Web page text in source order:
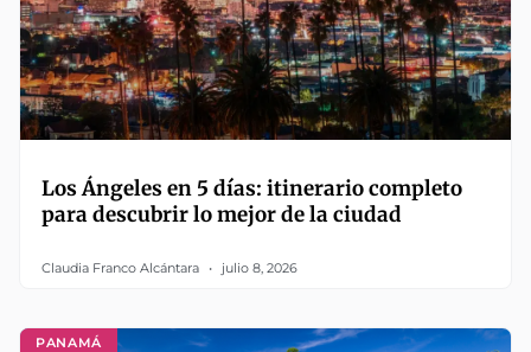
Los Ángeles en 5 días: itinerario completo
para descubrir lo mejor de la ciudad
Claudia Franco Alcántara julio 8, 2026
PANAMÁ